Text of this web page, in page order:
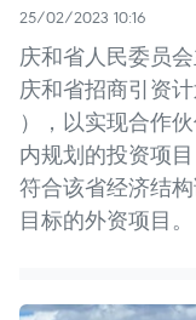
25/02/2023 10:16
庆和省人民委员
庆和省招商引资
），以实现合作
内规划的投资项
符合该省经济结
目标的外资项目。